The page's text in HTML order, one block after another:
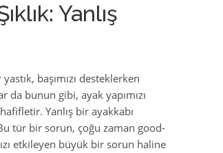
Yanlış
başımızı desteklerken
da bunun gibi, ayak yapımızı
Yanlış bir ayakkabı
tür bir sorun, çoğu zaman good-
etkileyen büyük bir sorun haline